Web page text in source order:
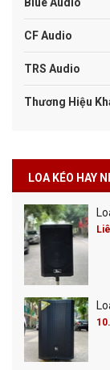
CF Audio
TRS Audio
Thương Hiệu
LOA KÉO HAY